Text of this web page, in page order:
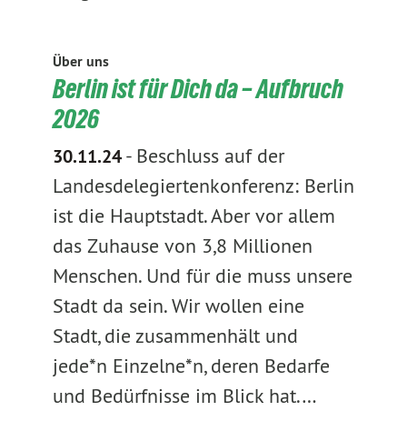
Über uns
Berlin ist für Dich da – Aufbruch
2026
30.11.24- Beschluss auf der
Landesdelegiertenkonferenz: Berlin
ist die Hauptstadt. Aber vor allem
das Zuhause von 3,8 Millionen
Menschen. Und für die muss unsere
Stadt da sein. Wir wollen eine
Stadt, die zusammenhält und
jede*n Einzelne*n, deren Bedarfe
und Bedürfnisse im Blick hat.…